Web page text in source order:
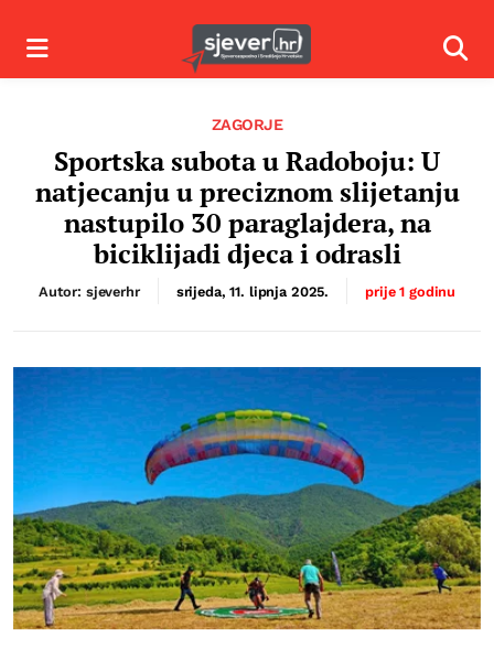
Izbornik
ZAGORJE
Sportska subota u Radoboju: U
natjecanju u preciznom slijetanju
nastupilo 30 paraglajdera, na
biciklijadi djeca i odrasli
Autor: sjeverhr srijeda, 11. lipnja 2025. prije 1 godinu